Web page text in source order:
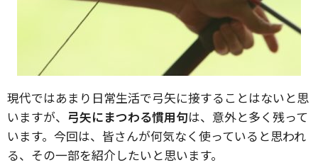
現代ではあまり日常生活で弓矢に接することはないと思
いますが、 弓矢にまつわる慣用句は、意外と多く残って
います。今回は、皆さんが何気なく使っていると思われ
る、その一部を紹介したいと思います。